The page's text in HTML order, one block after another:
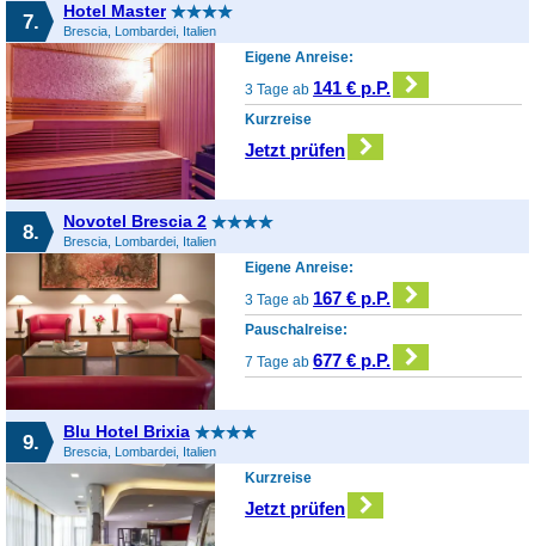
7. Hotel Master
Brescia, Lombardei, Italien
Eigene Anreise:
3 Tage ab 141 € p.P.
Kurzreise
Jetzt prüfen
8. Novotel Brescia 2
Brescia, Lombardei, Italien
Eigene Anreise:
3 Tage ab 167 € p.P.
Pauschalreise:
7 Tage ab677 € p.P.
9. Blu Hotel Brixia
Brescia, Lombardei, Italien
Kurzreise
Jetzt prüfen